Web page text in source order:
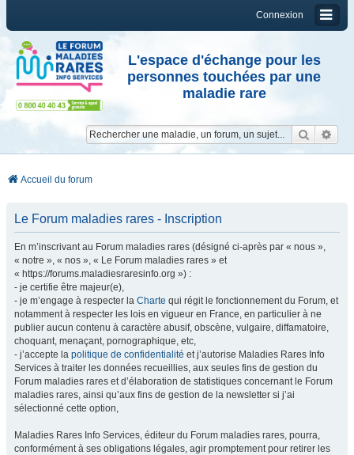
Connexion
L'espace d'échange pour les
personnes touchées par une
maladie rare
Accueil du forum
Le Forum maladies rares - Inscription
En m’inscrivant au Forum maladies rares (désigné ci-après par « nous »,
« notre », « nos », « Le Forum maladies rares » et
« https://forums.maladiesraresinfo.org ») :
- je certifie être majeur(e),
- je m’engage à respecter la Charte qui régit le fonctionnement du Forum, et
notamment à respecter les lois en vigueur en France, en particulier à ne
publier aucun contenu à caractère abusif, obscène, vulgaire, diffamatoire,
choquant, menaçant, pornographique, etc,
- j’accepte la politique de confidentialité et j’autorise Maladies Rares Info
Services à traiter les données recueillies, aux seules fins de gestion du
Forum maladies rares et d’élaboration de statistiques concernant le Forum
maladies rares, ainsi qu’aux fins de gestion de la newsletter si j’ai
sélectionné cette option,
Maladies Rares Info Services, éditeur du Forum maladies rares, pourra,
conformément à ses obligations légales, agir promptement pour retirer les